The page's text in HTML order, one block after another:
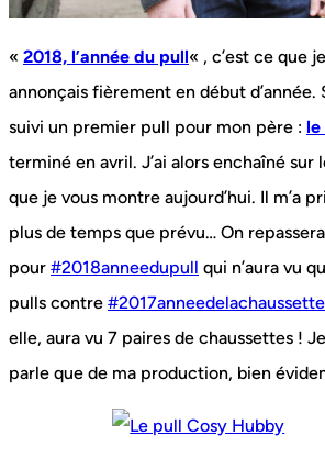
« 2018, l’année du pull« , c’est ce que
annonçais fièrement en début d’année.
suivi un premier pull pour mon père : le
terminé en avril. J’ai alors enchaîné sur
que je vous montre aujourd’hui. Il m’a
plus de temps que prévu… On
pour #2018anneedupull qui n’aura vu
pulls contre #2017anneedelachaussette
elle, aura vu 7 paires de chaussettes !
parle que de ma production, bien